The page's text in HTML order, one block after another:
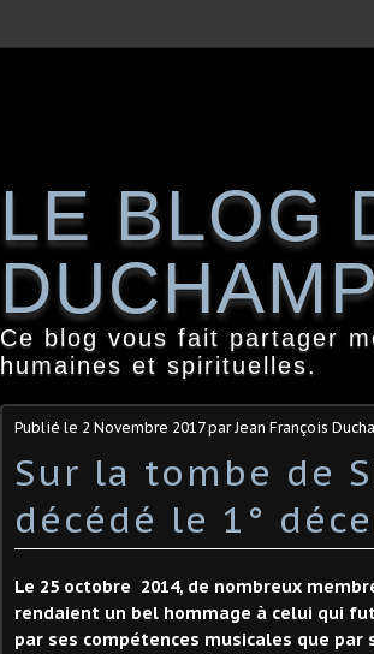
LE BLOG
DUCHAMP
Ce blog vous fait partager
humaines et spirituelles.
Publié le 2 Novembre 2017par Jean François
Sur la tombe de
décédé le 1°
Le 25 octobre 2014, de nombreux
rendaient un bel hommage à celui qui
par ses compétences musicales que